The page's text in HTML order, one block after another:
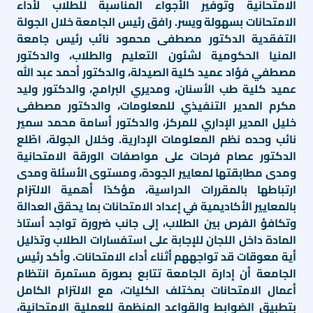
الامتحانية وتوفير الأجواء المناسبة للطلاب لأداء
الامتحانات بسهولة ويسر. رافق رئيس الجامعة خلال الجولة
التفقدية الدكتور مصطفى محمود نائب رئيس جامعة
المنيا الحكومية لشئون التعليم والطلاب، والدكتور
مصطفي فؤاد عميد كلية الصيدلة، والدكتور أحمد عبد الله
عميد كلية طب الأسنان، ومديري البرامج، والدكتور وليد
مكرم المدير التنفيذي للمعلومات، والدكتور مصطفى
خليل المدير الإداري للمركز، والدكتور أسامة محمد سمير
نائب وحده نظم المعلومات الإدارية. وخلال الجولة، اطّلع
الدكتور عصام فرحات على مواصفات الورقة الامتحانية
ومدى مطابقتها لمعايير الجودة، ومستوى الأسئلة ومدى
ارتباطها بالمقررات الدراسية، مؤكدًا أهمية الالتزام
بالمعايير الأكاديمية في إعداد الامتحانات بما يحقق العدالة
وتكافؤ الفرص بين الطلاب، إلى جانب ضرورة تواجد أستاذ
المادة داخل اللجان للإجابة على استفسارات الطلاب وتذليل
أية معوقات قد تواجههم أثناء أداء الامتحانات. وأكد رئيس
الجامعة أن إدارة الجامعة تتابع بصورة مستمرة انتظام
أعمال الامتحانات بمختلف الكليات، مع الالتزام الكامل
بتطبيق الضوابط والقواعد المنظمة للعملية الامتحانية،